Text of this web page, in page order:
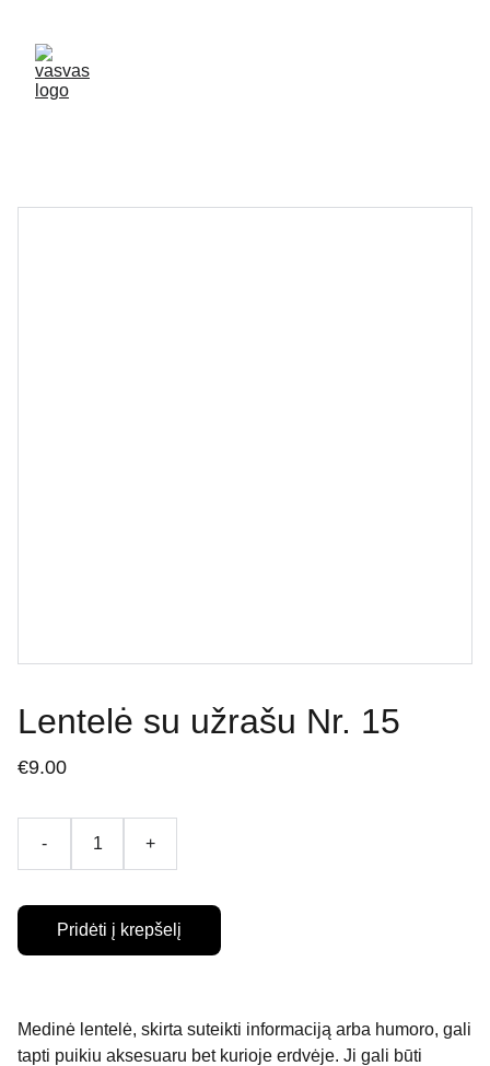
Lentelė su užrašu Nr. 15
€9.00
- +
Pridėti į krepšelį
Medinė lentelė, skirta suteikti informaciją arba humoro, gali
tapti puikiu aksesuaru bet kurioje erdvėje. Ji gali būti